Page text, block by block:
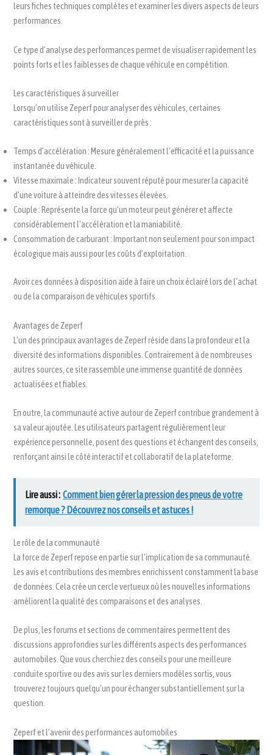
leurs fiches techniques complètes et examiner les divers aspects de leurs
performances.
Ce type d’analyse des performances permet de visualiser rapidement les
points forts et les faiblesses de chaque véhicule en compétition.
Les caractéristiques à surveiller
Lorsqu’on utilise Zeperf pour analyser des véhicules, certaines
caractéristiques sont à surveiller de près :
Temps d’accélération : Mesure généralement l’efficacité et la puissance
instantanée du véhicule.
Vitesse maximale : Indicateur souvent réputé pour mesurer la capacité
d’une voiture à atteindre des vitesses élevées.
Couple : Représente la force qu’un moteur peut générer et affecte
considérablement l’accélération et la maniabilité.
Consommation de carburant : Important non seulement pour son impact
écologique mais aussi pour les coûts d’exploitation.
Avoir ces données à disposition aide à faire un choix éclairé lors de l’achat
ou de la comparaison de véhicules sportifs.
Avantages de Zeperf
L’un des principaux avantages de Zeperf réside dans la profondeur et la
diversité des informations disponibles. Contrairement à de nombreuses
autres sources, ce site rassemble une immense quantité de données
actualisées et fiables.
En outre, la communauté active autour de Zeperf contribue grandement à
sa valeur ajoutée. Les utilisateurs partagent régulièrement leur
expérience personnelle, posent des questions et échangent des conseils,
renforçant ainsi le côté interactif et collaboratif de la plateforme.
Lire aussi : Comment bien gérer la pression des pneus de votre
remorque ? Découvrez nos conseils et astuces !
Le rôle de la communauté
La force de Zeperf repose en partie sur l’implication de sa communauté.
Les avis et contributions des membres enrichissent constamment la base
de données. Cela crée un cercle vertueux où les nouvelles informations
améliorent la qualité des comparaisons et des analyses.
De plus, les forums et sections de commentaires permettent des
discussions approfondies sur les différents aspects des performances
automobiles. Que vous cherchiez des conseils pour une meilleure
conduite sportive ou des avis sur les derniers modèles sortis, vous
trouverez toujours quelqu’un pour échanger substantiellement sur la
question.
Zeperf et l’avenir des performances automobiles